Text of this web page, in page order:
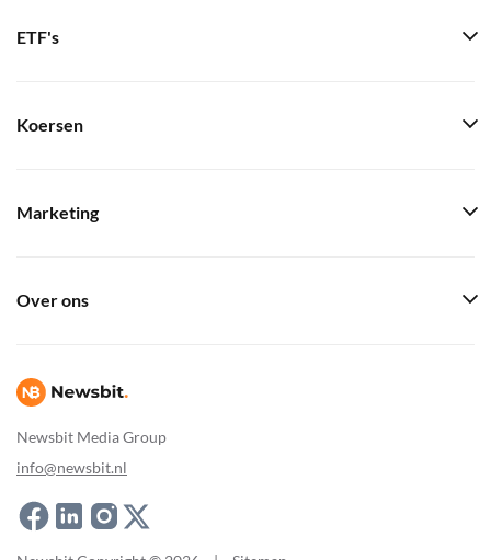
Newsbit Media Group
info@newsbit.nl
ETF's
Koersen
Marketing
Over ons